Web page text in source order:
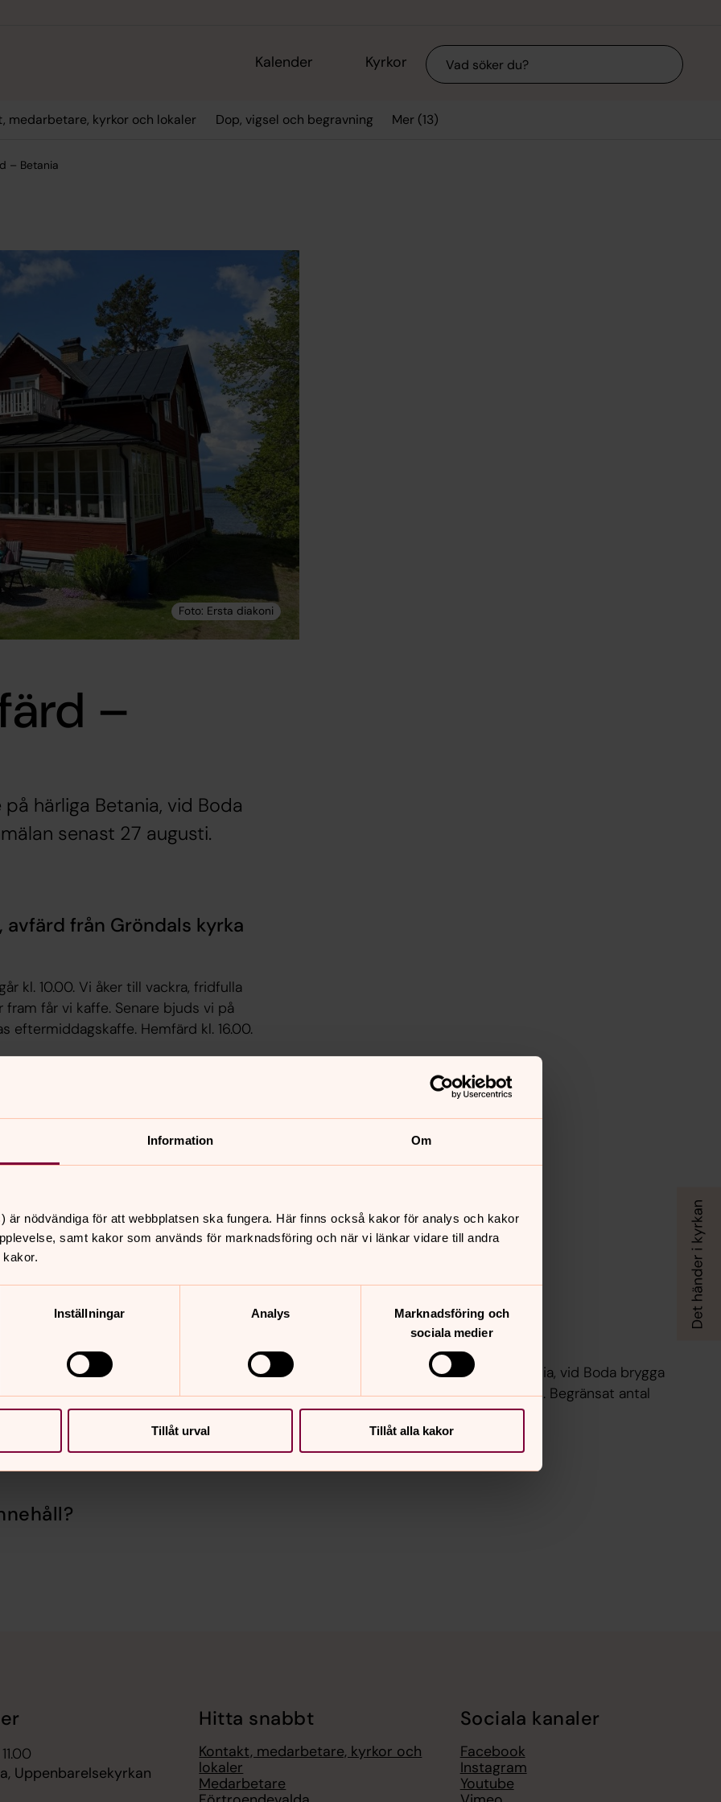
Information Om
är nödvändiga för att webbplatsen ska fungera. Här finns också kakor för analys och kakor
samt kakor som används för marknadsföring och när vi länkar vidare till andra
Inställningar Analys
Marknadsföring och
sociala medier
Tillåt urval Tillåt alla kakor
Kalender Kyrkor Sök
medarbetare, kyrkor och lokaler Dop, vigsel och begravning Mer (13)
– Betania
–
härliga Betania, vid Boda
senast 27 augusti.
avfärd från Gröndals kyrka
kl. 10.00. Vi åker till vackra, fridfulla
får vi kaffe. Senare bjuds vi på
eftermiddagskaffe. Hemfärd kl. 16.00.
lugnets tecken!
Paulsson 08-685 30 74 eller
vid Boda brygga
Begränsat antal
3/9 Sommarutfärd – Betania
Förmiddagskaffe och sedan lunch ute på härliga Betania, vid Boda brygga
på Värmdö. Kostnad 150 kr. Anmälan senast 27 augusti. Begränsat antal
platser. Välkommen!
Uppenbarelsekyrkan
Hitta snabbt
Kontakt, medarbetare, kyrkor och
lokaler
Medarbetare
Sociala kanaler
Facebook
Instagram
Youtube